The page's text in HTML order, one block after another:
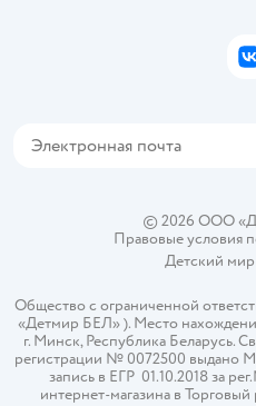
Политика
© 2026 ООО
Правовые условия
Детский мир
Общество с ограниченной
«Детмир БЕЛ» ). Место
г. Минск, Республика Беларусь.
регистрации № 0072500 выдано
запись в ЕГР 01.10.2018 за
интернет-магазина в